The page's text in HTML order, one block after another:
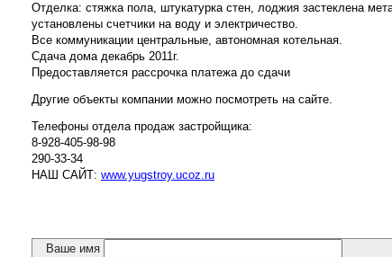
Отделка: стяжка пола, штукатурка стен, лоджия застеклена
установлены счетчики на воду и электричество.
Все коммуникации центральные, автономная котельная.
Сдача дома декабрь 2011г.
Предоставляется рассрочка платежа до сдачи
Другие объекты компании можно посмотреть на сайте.
Телефоны отдела продаж застройщика:
8-928-405-98-98
290-33-34
НАШ САЙТ: www.yugstroy.ucoz.ru
Ваше имя